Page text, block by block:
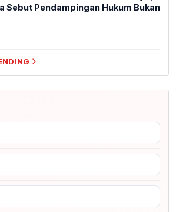
Sebut Pendampingan Hukum Bukan